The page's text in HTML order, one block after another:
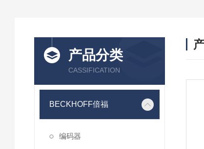
产品分类
CASSIFICATION
BECKHOFF倍福
编码器